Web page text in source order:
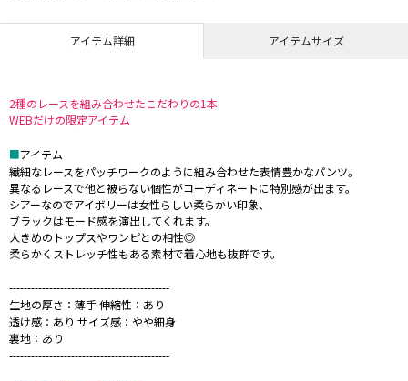
アイテム詳細 アイテムサイズ
2種のレースを組み合わせたこだわりの1本
WEBだけの限定アイテム
■アイテム
繊細なレースをパッチワークのように組み合わせた表情豊かなパンツ。
異なるレースで他と被らない個性がコーディネートに特別感が出ます。
シアーなのでアイボリーは女性らしい柔らかい印象、
ブラックはモード感を演出してくれます。
大きめのトップスやワンピとの相性◎
柔らかくストレッチ性もある素材で着心地も抜群です。
--------------------------------------------
生地の厚さ：薄手 伸縮性：あり
透け感：あり サイズ感：やや細身
裏地：あり
--------------------------------------------